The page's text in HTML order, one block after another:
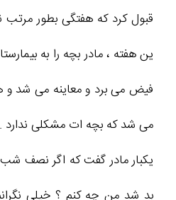
قبول کرد که هفتگی بطور مرتب
ین هفته ، مادر بچه را به
فیض می برد و معاینه می شد و
می شد که بچه ات مشکلی ندارد .
یکبار مادر گفت که اگر نصف
بد شد من چه کنم ؟ خیلی